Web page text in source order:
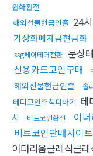
원화환전
해외선물현금인출 24
가상화폐자금현금화
ssg페이테더전환 문상
신용카드코인구매
해외선물현금인출
솔
테더코인추척피하기 테
시
비트코인환전 이
비트코인판매사이트
이더리움클레식클레